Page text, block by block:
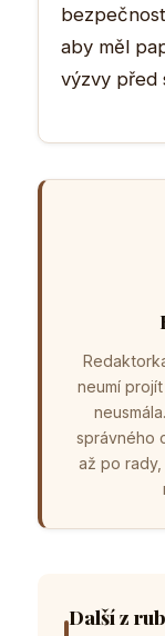
aby měl
výzvy před
neumí
správného
až po
Další z